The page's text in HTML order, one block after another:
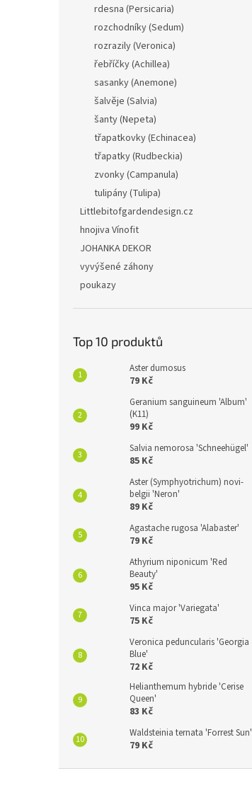
rdesna (Persicaria)
rozchodníky (Sedum)
rozrazily (Veronica)
řebříčky (Achillea)
sasanky (Anemone)
šalvěje (Salvia)
šanty (Nepeta)
třapatkovky (Echinacea)
třapatky (Rudbeckia)
zvonky (Campanula)
tulipány (Tulipa)
Littlebitofgardendesign.cz
hnojiva Vínofit
JOHANKA DEKOR
vyvýšené záhony
poukazy
Top 10 produktů
Aster dumosus
79 Kč
Geranium sanguineum 'Album'
(K11)
99 Kč
Salvia nemorosa 'Schneehügel'
85 Kč
Aster (Symphyotrichum) novi-
belgii 'Neron'
89 Kč
Agastache rugosa 'Alabaster'
79 Kč
Athyrium niponicum 'Red
Beauty'
95 Kč
Vinca major 'Variegata'
75 Kč
Veronica peduncularis 'Georgia
Blue'
72 Kč
Helianthemum hybride 'Cerise
Queen'
83 Kč
Waldsteinia ternata 'Forrest Sun'
79 Kč